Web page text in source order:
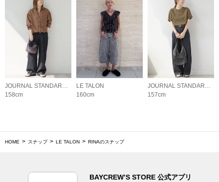
JOURNAL STANDARD relume LADYS
158cm
LE TALON
160cm
JOURNAL STANDARD relume LADYS
157cm
HOME スナップ LE TALON RINAのスナップ
BAYCREW’S STORE 公式アプリ